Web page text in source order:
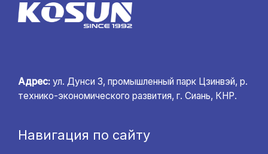
Адрес: ул. Дунси 3, промышленный парк Цзинвэй, р.
технико-экономического развития, г. Сиань, КНР.
Навигация по сайту